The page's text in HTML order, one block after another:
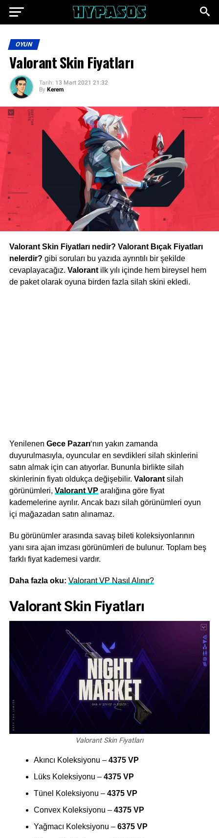
OYUN
Valorant Skin Fiyatları
Tarih: 13 Mart 2021 21:32
By Kerem
Valorant Skin Fiyatları nedir? Valorant Bıçak Fiyatları
nelerdir? gibi soruları bu yazıda ayrıntılı bir şekilde
cevaplayacağız. Valorantilk yılı içinde hem bireysel hem
de paket olarak oyuna birden fazla silah skini ekledi.
Yenilenen Gece Pazarı‘nın yakın zamanda
duyurulmasıyla, oyuncular en sevdikleri silah skinlerini
satın almak için can atıyorlar. Bununla birlikte silah
skinlerinin fiyatı oldukça değişebilir. Valorantsilah
görünümleri, Valorant VP aralığına göre fiyat
kademelerine ayrılır. Ancak bazı silah görünümleri oyun
içi mağazadan satın alınamaz.
Bu görünümler arasında savaş bileti koleksiyonlarının
yanı sıra ajan imzası görünümleri de bulunur. Toplam beş
farklı fiyat kademesi vardır.
Daha fazla oku: Valorant VP Nasıl Alınır?
Valorant Skin Fiyatları
Valorant Skin Fiyatları
Akıncı Koleksiyonu – 4375 VP
Lüks Koleksiyonu – 4375 VP
Tünel Koleksiyonu – 4375 VP
Convex Koleksiyonu – 4375 VP
Yağmacı Koleksiyonu – 6375 VP